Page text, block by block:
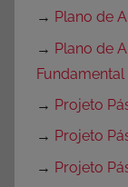
→ Plano de
→ Plano de
Fundamental
→ Projeto
→ Projeto
→ Projeto